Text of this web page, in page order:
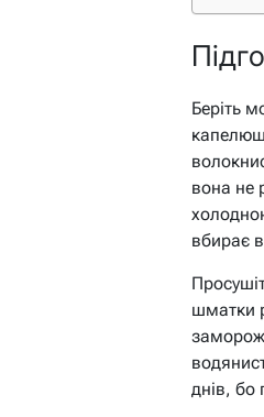
Беріть
вона не
вбирає
шматки
днів, бо